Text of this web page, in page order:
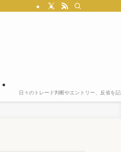
日々のトレード判断やエントリー、反省を